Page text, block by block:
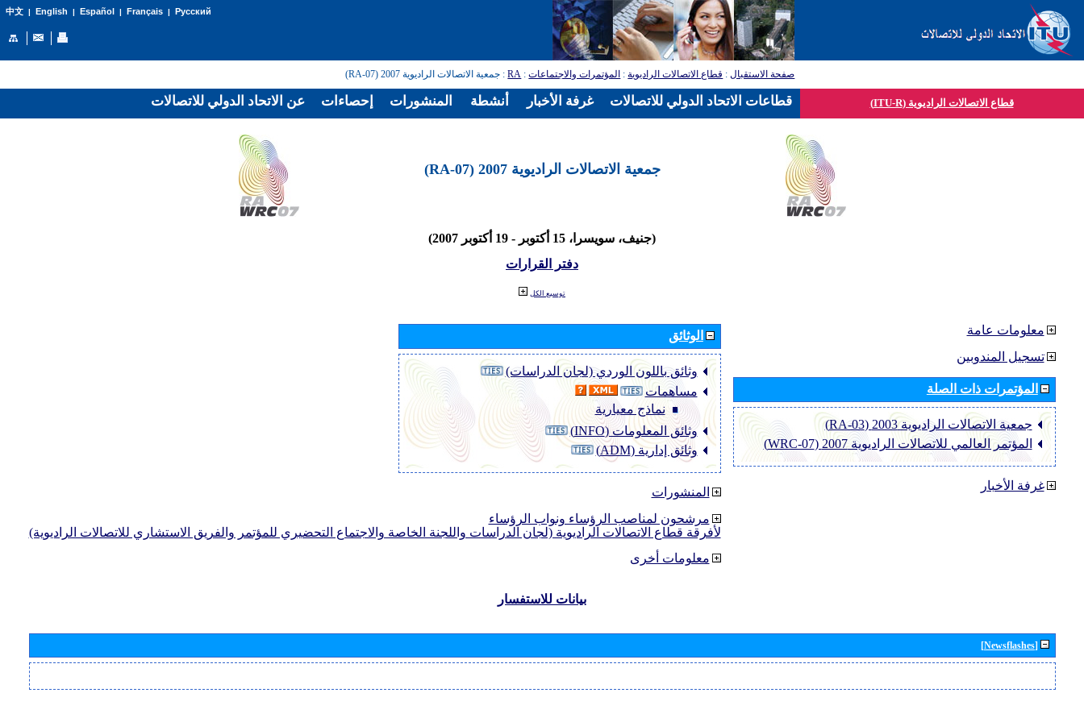
中文| English | Español | Français| Русский
صفحة الاستقبال: قطاع الاتصالات الراديوية: المؤتمرات والاجتماعات:
RA: جمعية الاتصالات الراديوية 2007 (RA-07)
قطاع الاتصالات الراديوية (ITU-R)
جمعية الاتصالات الراديوية 2007 (RA-07)
(جنيف، سويسرا، 15 أكتوبر - 19 أكتوبر 2007)
دفتر القرارات
توسيع الكل
الوثائق
وثائق باللون الوردي (لجان الدراسات)
مساهمات
نماذج معيارية
وثائق المعلومات (INFO)
وثائق إدارية (ADM)
المنشورات
مرشحون لمناصب الرؤساء ونواب الرؤساء
لأفرقة قطاع الاتصالات الراديوية (لجان الدراسات واللجنة الخاصة والاجتماع التحضيري للمؤتمر والفريق الاستشاري للاتصالات الراديوية)
معلومات أخرى
معلومات عامة
تسجيل المندوبين
المؤتمرات ذات الصلة
جمعية الاتصالات الراديوية 2003 (RA-03)
المؤتمر العالمي للاتصالات الراديوية 2007 (WRC-07)
غرفة الأخبار
بيانات للاستفسار
[Newsflashes]
عن الاتحاد الدولي للاتصالات إحصاءات المنشورات أنشطة غرفة الأخبار قطاعات الاتحاد الدولي للاتصالات